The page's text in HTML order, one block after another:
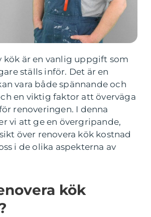
kök är en vanlig uppgift som
ställs inför. Det är en
vara både spännande och
en viktig faktor att överväga
renoveringen. I denna
vi att ge en övergripande,
över renovera kök kostnad
i de olika aspekterna av
kök